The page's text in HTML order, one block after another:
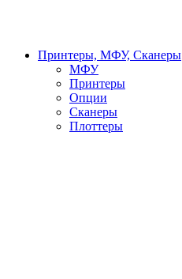
Принтеры, МФУ, Сканеры
МФУ
Принтеры
Опции
Сканеры
Плоттеры